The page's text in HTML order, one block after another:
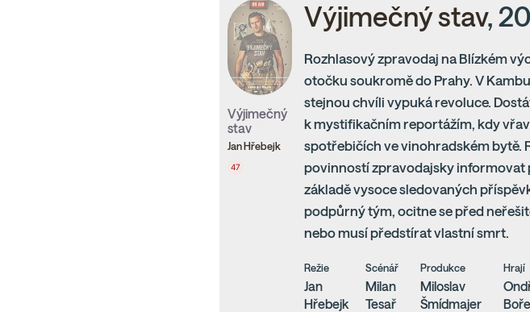
Výjimečný
stav
Jan Hřebejk
47
Výjimečný stav,
Rozhlasový zpravodaj na Blízkém
otočku soukromě do Prahy. V
stejnou chvíli vypuká revoluce.
k mystifikačním reportážím, kdy
spotřebičích ve vinohradském bytě.
povinností zpravodajsky informovat
základě vysoce sledovaných
podpůrný tým, ocitne se před
nebo musí předstírat vlastní smrt.
Režie
Jan
Hřebejk
Scénář
Milan
Tesař
Produkce
Miloslav
Šmídmajer
Hrají